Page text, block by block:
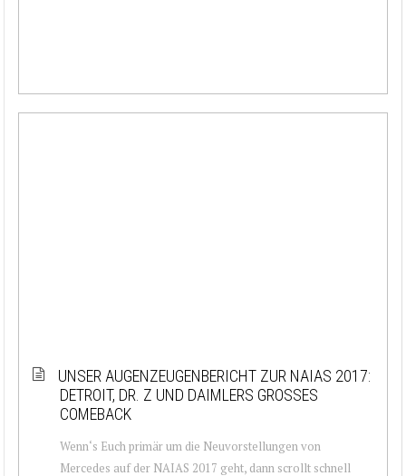
UNSER AUGENZEUGENBERICHT ZUR NAIAS 2017:
DETROIT, DR. Z UND DAIMLERS GROSSES C
OMEBACK
Wenn‘s Euch primär um die Neuvorstellungen von
Mercedes auf der NAIAS 2017 geht, dann scrollt schnell